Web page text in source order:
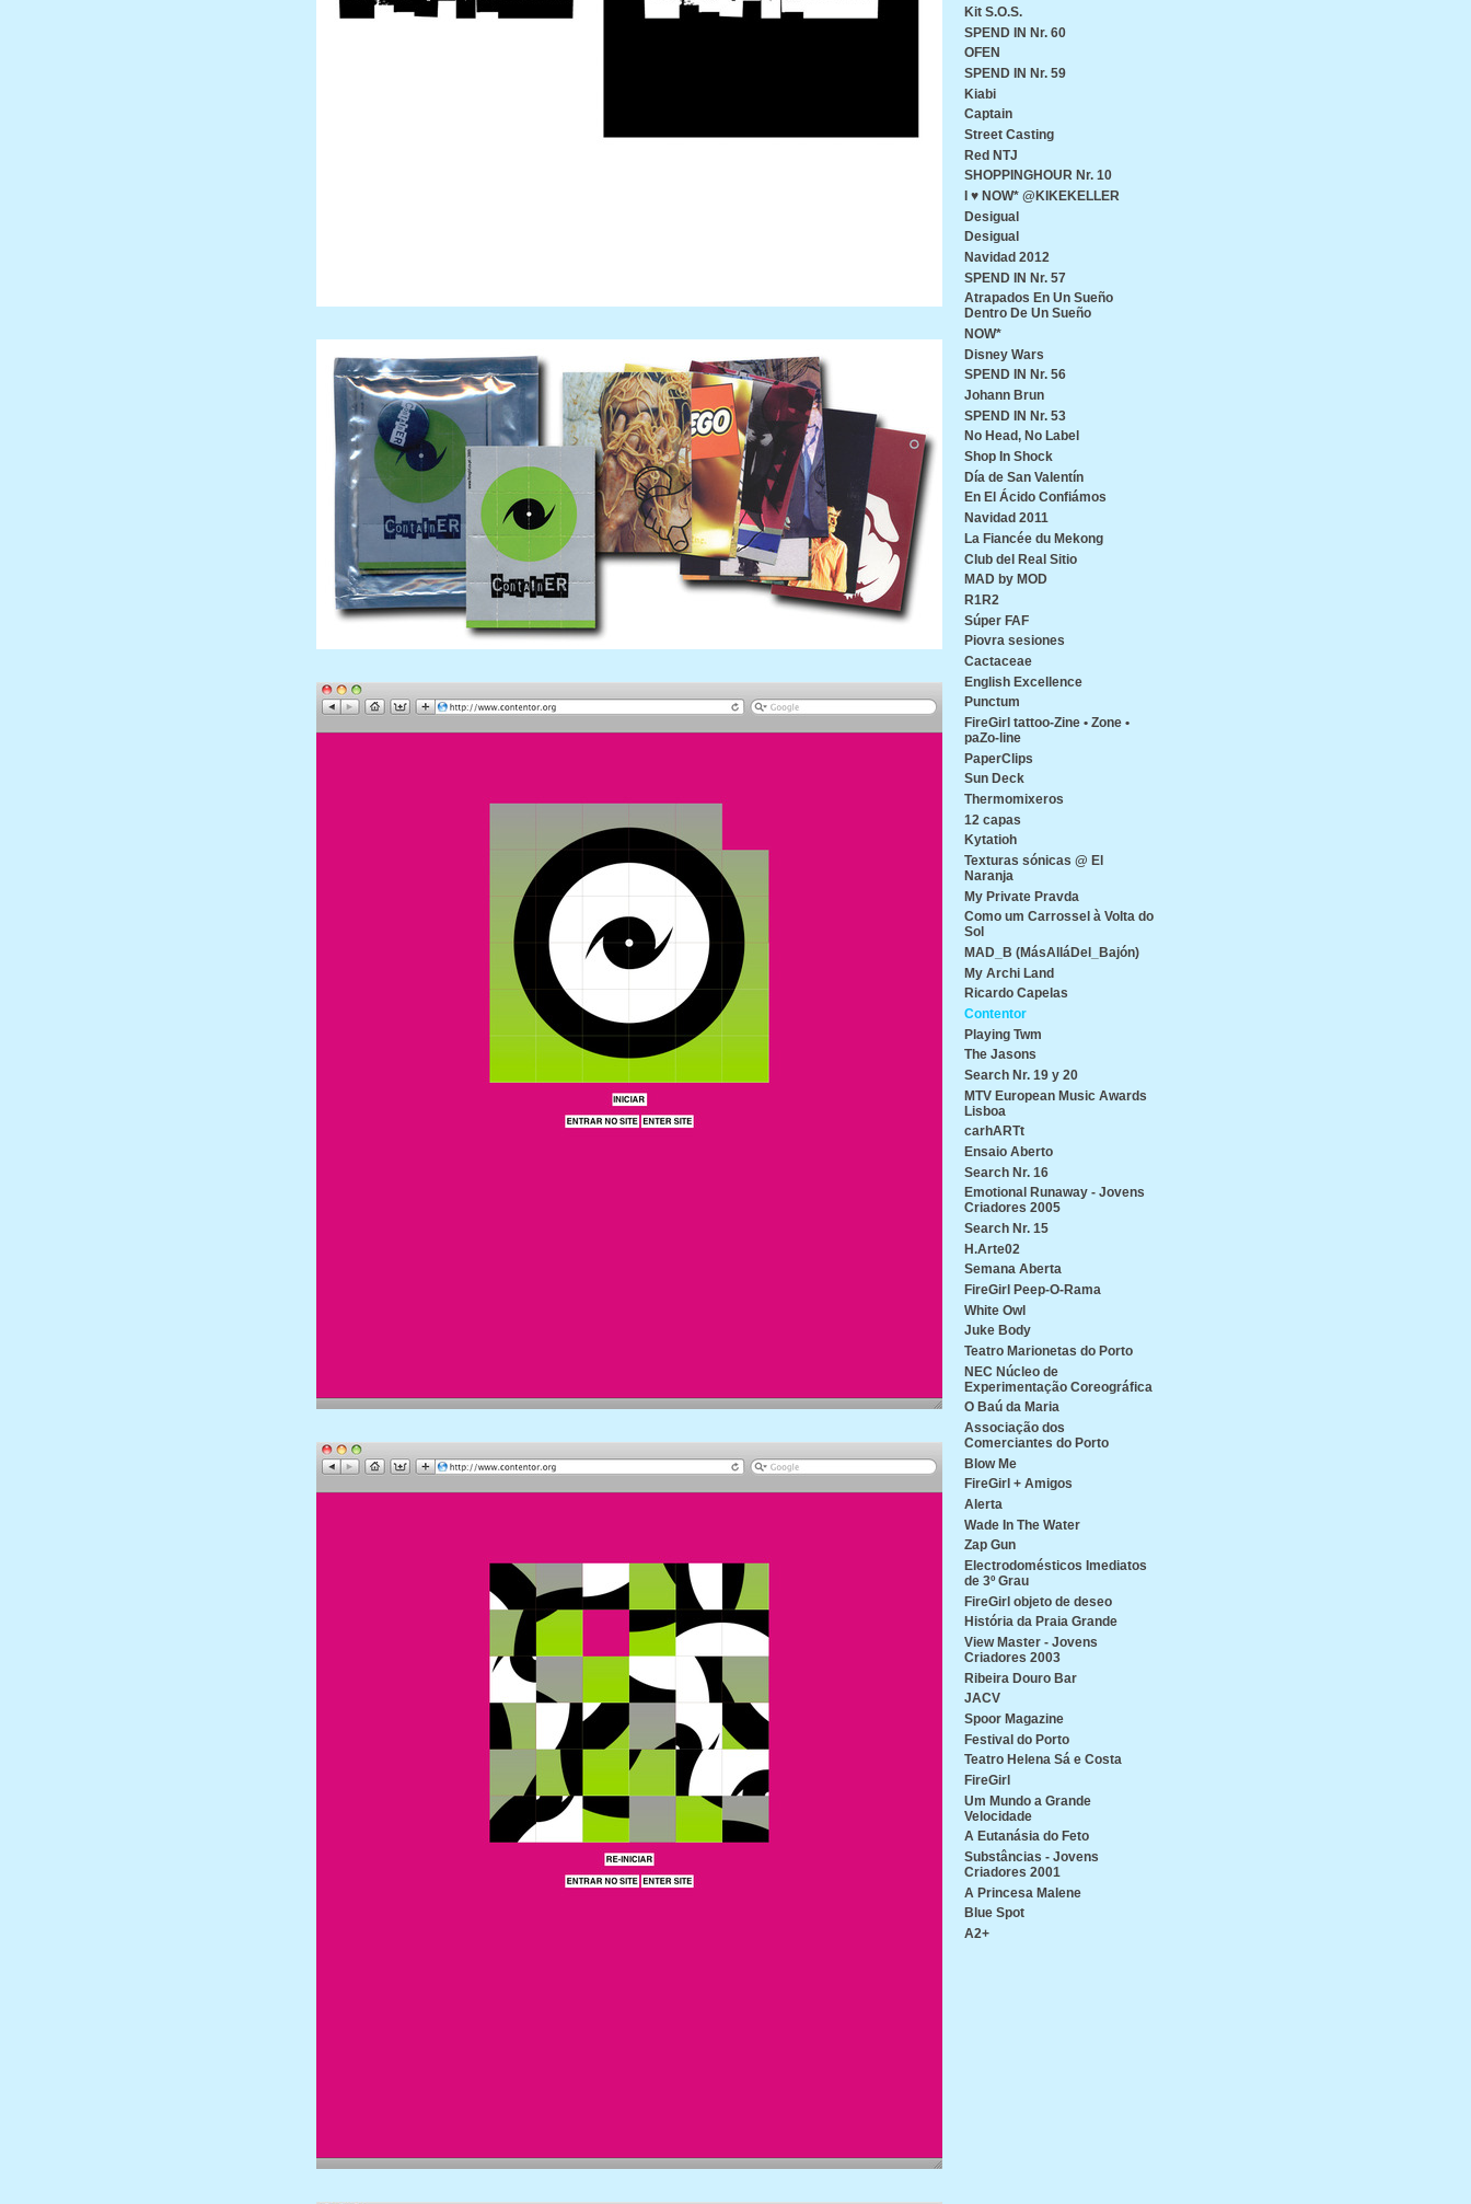
Kit S.O.S.
SPEND IN Nr. 60
OFEN
SPEND IN Nr. 59
Kiabi
Captain
Street Casting
Red NTJ
SHOPPINGHOUR Nr. 10
I ♥ NOW* @KIKEKELLER
Desigual
Desigual
Navidad 2012
SPEND IN Nr. 57
Atrapados En Un Sueño
Dentro De Un Sueño
NOW*
Disney Wars
SPEND IN Nr. 56
Johann Brun
SPEND IN Nr. 53
No Head, No Label
Shop In Shock
Día de San Valentín
En El Ácido Confiámos
Navidad 2011
La Fiancée du Mekong
Club del Real Sitio
MAD by MOD
R1R2
Súper FAF
Piovra sesiones
Cactaceae
English Excellence
Punctum
FireGirl tattoo-Zine • Zone •
paZo-line
PaperClips
Sun Deck
Thermomixeros
12 capas
Kytatioh
Texturas sónicas @ El
Naranja
My Private Pravda
Como um Carrossel à Volta do
Sol
MAD_B (MásAlláDel_Bajón)
My Archi Land
Ricardo Capelas
Contentor
Playing Twm
The Jasons
Search Nr. 19 y 20
MTV European Music Awards
Lisboa
carhARTt
Ensaio Aberto
Search Nr. 16
Emotional Runaway - Jovens
Criadores 2005
Search Nr. 15
H.Arte02
Semana Aberta
FireGirl Peep-O-Rama
White Owl
Juke Body
Teatro Marionetas do Porto
NEC Núcleo de
Experimentação Coreográfica
O Baú da Maria
Associação dos
Comerciantes do Porto
Blow Me
FireGirl + Amigos
Alerta
Wade In The Water
Zap Gun
Electrodomésticos Imediatos
de 3º Grau
FireGirl objeto de deseo
História da Praia Grande
View Master - Jovens
Criadores 2003
Ribeira Douro Bar
JACV
Spoor Magazine
Festival do Porto
Teatro Helena Sá e Costa
FireGirl
Um Mundo a Grande
Velocidade
A Eutanásia do Feto
Substâncias - Jovens
Criadores 2001
A Princesa Malene
Blue Spot
A2+